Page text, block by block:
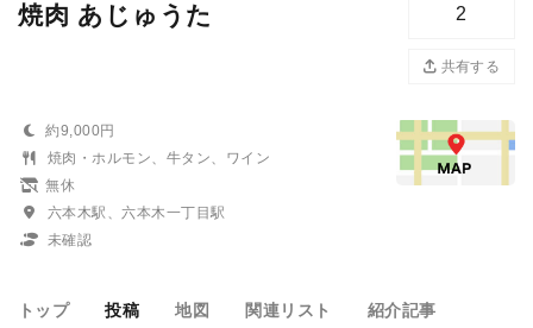
焼肉 あじゅうた 2
共有する
約9,000円
焼肉・ホルモン、牛タン、ワイン
無休
六本木駅、六本木一丁目駅
未確認
トップ 投稿 地図 関連リスト 紹介記事